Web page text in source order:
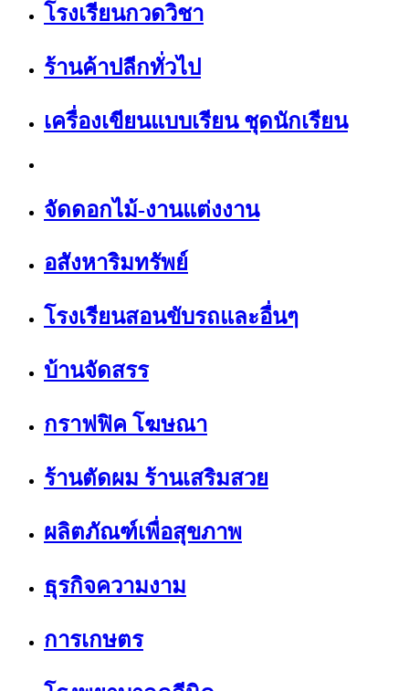
โรงเรียนกวดวิชา
ร้านค้าปลีกทั่วไป
เครื่องเขียนแบบเรียน ชุดนักเรียน
จัดดอกไม้-งานแต่งงาน
อสังหาริมทรัพย์
โรงเรียนสอนขับรถและอื่นๆ
บ้านจัดสรร
กราฟฟิค โฆษณา
ร้านตัดผม ร้านเสริมสวย
ผลิตภัณฑ์เพื่อสุขภาพ
ธุรกิจความงาม
การเกษตร